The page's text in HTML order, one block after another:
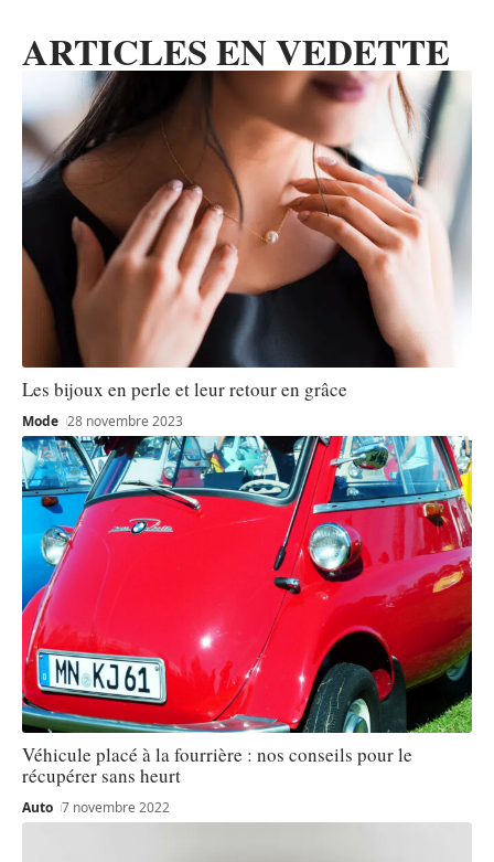
ARTICLES EN VEDETTE
Les bijoux en perle et leur retour en grâce
Mode 28 novembre 2023
Véhicule placé à la fourrière : nos conseils pour le
récupérer sans heurt
Auto 7 novembre 2022